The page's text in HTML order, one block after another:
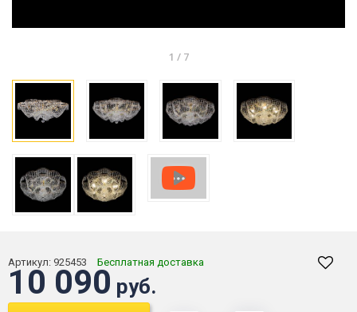
1 / 7
Артикул: 925453 Бесплатная доставка
10 090 руб.